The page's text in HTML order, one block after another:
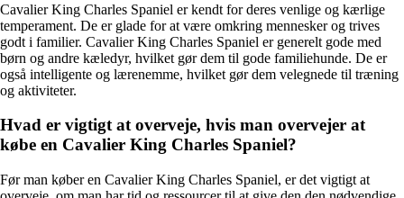
Cavalier King Charles Spaniel er kendt for deres venlige og kærlige
temperament. De er glade for at være omkring mennesker og trives
godt i familier. Cavalier King Charles Spaniel er generelt gode med
børn og andre kæledyr, hvilket gør dem til gode familiehunde. De er
også intelligente og lærenemme, hvilket gør dem velegnede til træning
og aktiviteter.
Hvad er vigtigt at overveje, hvis man overvejer at
købe en Cavalier King Charles Spaniel?
Før man køber en Cavalier King Charles Spaniel, er det vigtigt at